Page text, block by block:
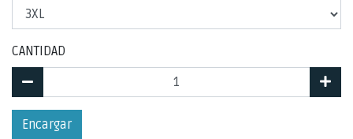
CANTIDAD
Encargar